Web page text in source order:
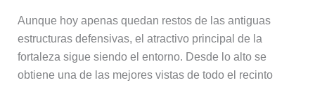
Aunque hoy apenas quedan restos de las antiguas
estructuras defensivas, el atractivo principal de la
fortaleza sigue siendo el entorno. Desde lo alto se
obtiene una de las mejores vistas de todo el recinto